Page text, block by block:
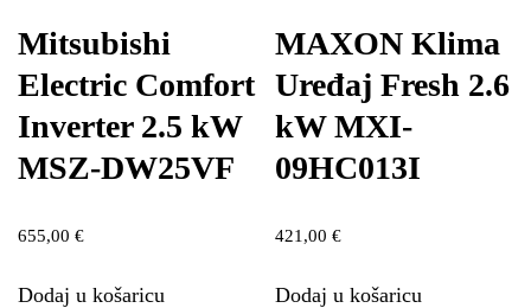
Mitsubishi
Electric Comfort
Inverter 2.5 kW
MSZ-DW25VF
655,00 €
Dodaj u košaricu
MAXON Klima
Uređaj Fresh 2.6
kW MXI-
09HC013I
421,00€
Dodaj u košaricu